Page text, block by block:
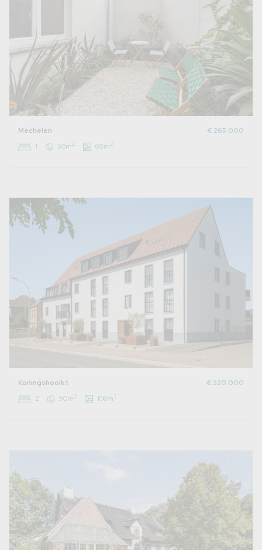
Mechelen
€ 265.000
1
50m2 68m2
Koningshooikt
€ 320.000
2
90m2 106m2